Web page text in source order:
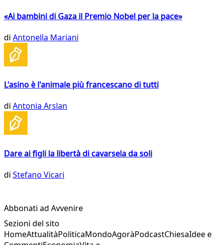
«Ai bambini di Gaza il Premio Nobel per la pace»
di Antonella Mariani
L'asino è l'animale più francescano di tutti
di Antonia Arslan
Dare ai figli la libertà di cavarsela da soli
di Stefano Vicari
Abbonati ad Avvenire
Sezioni del sito
HomeAttualitàPoliticaMondoAgoràPodcastChiesaIdee e